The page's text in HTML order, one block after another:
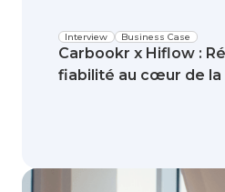
Business Case
Interview
Carbookr x Hiflow :
fiabilité au cœur de la